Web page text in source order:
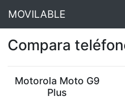
MOVILABLE
Compara
Motorola Moto G9
Plus